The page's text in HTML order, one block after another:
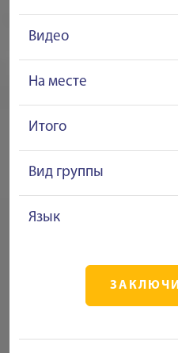
Видео
На месте
Итого
Вид группы
Язык